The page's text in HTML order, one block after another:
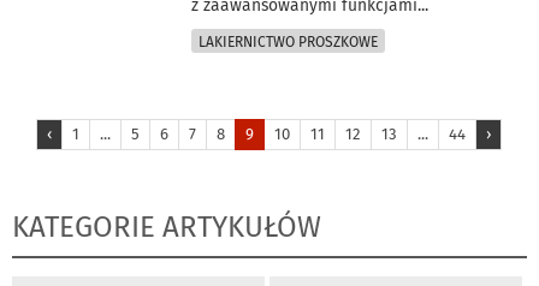
z zaawansowanymi funkcjami...
LAKIERNICTWO PROSZKOWE
‹ 1 ... 5 6 7 8 9 10 11 12 13 ... 44 ›
KATEGORIE ARTYKUŁÓW